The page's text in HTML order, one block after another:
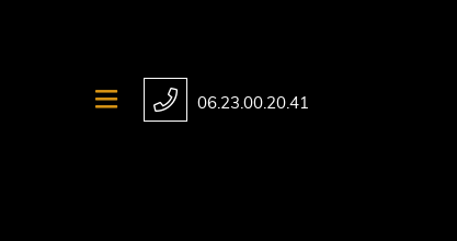
06.23.00.20.41